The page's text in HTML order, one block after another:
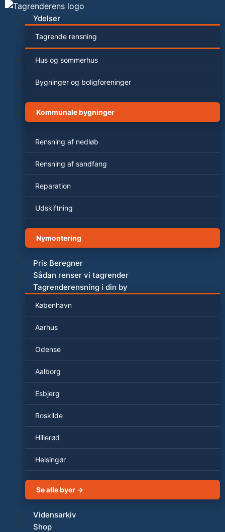
Videre
Ydelser
Tagrende rensning
Hus og sommerhus
Bygninger og boligforeninger
Kommunale bygninger
Rensning af nedløb
Rensning af sandfang
Reparation
Udskiftning
Nymontering
Pris Beregner
Sådan renser vi tagrender
Tagrenderensning i din by
København
Aarhus
Odense
Aalborg
Esbjerg
Roskilde
Hillerød
Helsingør
Se alle byer →
Vidensarkiv
Shop